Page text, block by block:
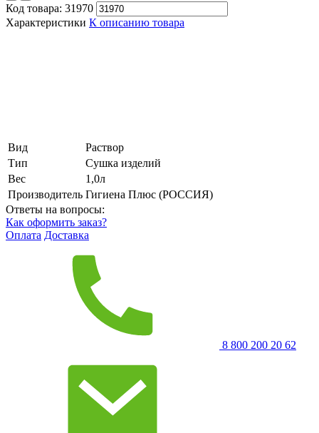
Код товара: 31970
Характеристики К описанию товара
Вид
Раствор
Тип
Сушка изделий
Вес
1,0л
Производитель Гигиена Плюс (РОССИЯ)
Ответы на вопросы:
Как оформить заказ?
Оплата Доставка
8 800 200 20 62